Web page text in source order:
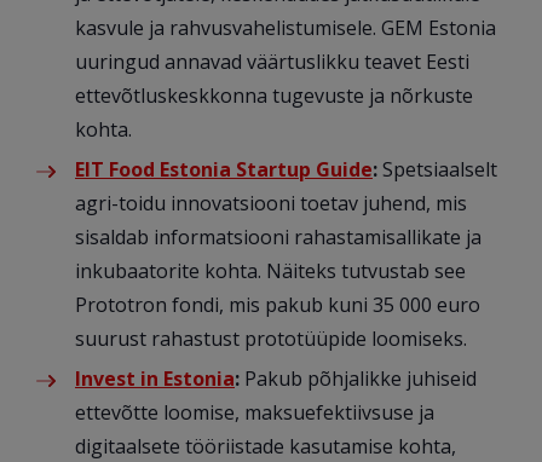
kasvule ja rahvusvahelistumisele. GEM Estonia
uuringud annavad väärtuslikku teavet Eesti
ettevõtluskeskkonna tugevuste ja nõrkuste
kohta.
EIT Food Estonia Startup Guide: Spetsiaalselt
agri-toidu innovatsiooni toetav juhend, mis
sisaldab informatsiooni rahastamisallikate ja
inkubaatorite kohta. Näiteks tutvustab see
Prototron fondi, mis pakub kuni 35 000 euro
suurust rahastust prototüüpide loomiseks.
Invest in Estonia: Pakub põhjalikke juhiseid
ettevõtte loomise, maksuefektiivsuse ja
digitaalsete tööriistade kasutamise kohta,